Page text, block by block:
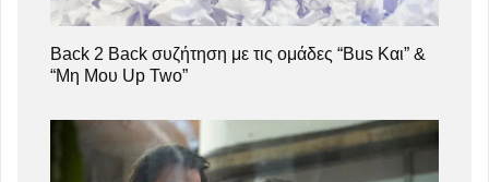
Back 2 Back συζήτηση με τις ομάδες “Bus Και” &
“Μη Μου Up Two”